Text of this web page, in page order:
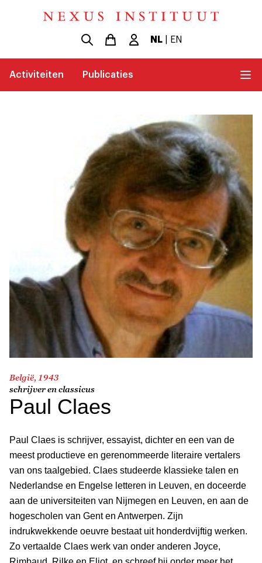
NL| EN
Activiteiten Publicaties
België, 1943
schrijver en classicus
Paul Claes
Paul Claes is schrijver, essayist, dichter en een van de
meest productieve en gerenommeerde literaire vertalers
van ons taalgebied. Claes studeerde klassieke talen en
Nederlandse en Engelse letteren in Leuven, en doceerde
aan de universiteiten van Nijmegen en Leuven, en aan de
hogescholen van Gent en Antwerpen. Zijn
indrukwekkende oeuvre bestaat uit honderdvijftig werken.
Zo vertaalde Claes werk van onder anderen Joyce,